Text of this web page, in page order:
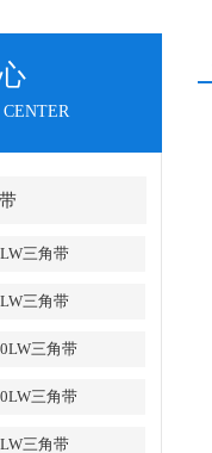
CENTER
三角带
三角带
三角带
三角带
三角带